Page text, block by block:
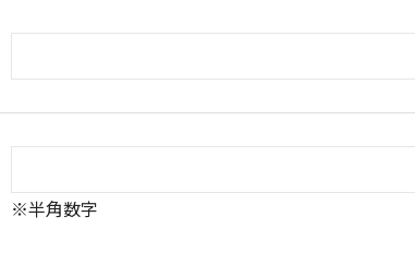
※半角数字